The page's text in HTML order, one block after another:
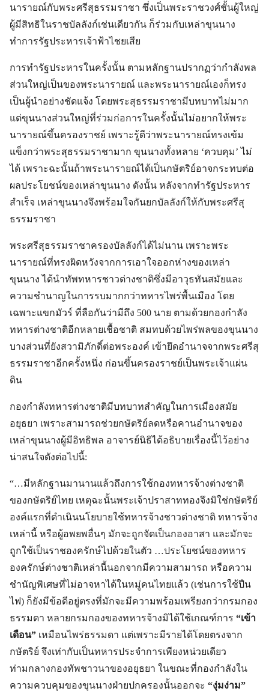
นารายณ์กับพระศรีสุธรรมราชา ซึ่งเป็นพระราชวงศ์ชั้นผู้ใหญ่
ผู้มีสิทธิในราชบัลลังก์เช่นเดียวกัน ก็ร่วมกับเหล่าขุนนาง
ทำการรัฐประหารเจ้าฟ้าไชยเสีย
การทำรัฐประหารในครั้งนั้น ตามหลักฐานปรากฏว่ากำลังพล
ส่วนใหญ่เป็นของพระนารายณ์ และพระนารายณ์เองก็ทรง
เป็นผู้นำอย่างชัดแจ้ง โดยพระสุธรรมราชามีบทบาทไม่มาก
แต่ขุนนางส่วนใหญ่ที่ร่วมก่อการในครั้งนั้นไม่อยากให้พระ
นารายณ์ขึ้นครองราชย์ เพราะรู้ดีว่าพระนารายณ์ทรงเข้ม
แข็งกว่าพระสุธรรมราชามาก ขุนนางทั้งหลาย ‘ควบคุม’ ไม่
ได้ เพราะฉะนั้นถ้าพระนารายณ์ได้เป็นกษัตริย์อาจกระทบต่อ
ผลประโยชน์ของเหล่าขุนนาง ดังนั้น หลังจากทำรัฐประหาร
สำเร็จ เหล่าขุนนางจึงพร้อมใจกันยกบัลลังก์ให้กับพระศรีสุ
ธรรมราชา
พระศรีสุธรรมราชาครองบัลลังก์ได้ไม่นาน เพราะพระ
นารายณ์ที่ทรงผิดหวังจากการเอาใจออกห่างของเหล่า
ขุนนาง ได้นำทัพทหารชาวต่างชาติซึ่งมีอาวุธทันสมัยและ
ความชำนาญในการรบมากกว่าทหารไพร่พื้นเมือง โดย
เฉพาะแขกมัวร์ ที่ลือกันว่ามีถึง 500 นาย ตามด้วยกองกำลัง
ทหารต่างชาติอีกหลายเชื้อชาติ สมทบด้วยไพร่พลของขุนนาง
บางส่วนที่ยังสวามิภักดิ์ต่อพระองค์ เข้ายึดอำนาจจากพระศรีสุ
ธรรมราชาอีกครั้งหนึ่ง ก่อนขึ้นครองราชย์เป็นพระเจ้าแผ่น
ดิน
กองกำลังทหารต่างชาติมีบทบาทสำคัญในการเมืองสมัย
อยุธยา เพราะสามารถช่วยกษัตริย์ลดหรือคานอำนาจของ
เหล่าขุนนางผู้มีอิทธิพล อาจารย์นิธิได้อธิบายเรื่องนี้ไว้อย่าง
น่าสนใจดังต่อไปนี้:
“…มีหลักฐานมานานแล้วถึงการใช้กองทหารจ้างต่างชาติ
ของกษัตริย์ไทย เหตุฉะนั้นพระเจ้าปราสาททองจึงมิใช่กษัตริย์
องค์แรกที่ดำเนินนโยบายใช้ทหารจ้างชาวต่างชาติ ทหารจ้าง
เหล่านี้ หรือผู้อพยพอื่นๆ มักจะถูกจัดเป็นกองอาสา และมักจะ
ถูกใช้เป็นราชองครักษ์ไปด้วยในตัว …ประโยชน์ของทหาร
องครักษ์ต่างชาติเหล่านี้นอกจากมีความสามารถ หรือความ
ชำนัญพิเศษที่ไม่อาจหาได้ในหมู่คนไทยแล้ว (เช่นการใช้ปืน
ไฟ) ก็ยังมีข้อดีอยู่ตรงที่มักจะมีความพร้อมเพรียงกว่ากรมกอง
ธรรมดา หลายกรมกองของทหารจ้างมิได้ใช้เกณฑ์การ “เข้า
เดือน” เหมือนไพร่ธรรมดา แต่เพราะมีรายได้โดยตรงจาก
กษัตริย์ จึงเท่ากับเป็นทหารประจำการเพียงหน่วยเดียว
ท่ามกลางกองทัพชาวนาของอยุธยา ในขณะที่กองกำลังใน
ความควบคุมของขุนนางฝ่ายปกครองนั้นออกจะ “งุ่มง่าม”